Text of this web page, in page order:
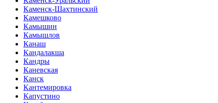
Каменск-Шахтинский
Камешково
Камышин
Камышлов
Канаш
Кандалакша
Кандры
Каневская
Канск
Кантемировка
Капустино